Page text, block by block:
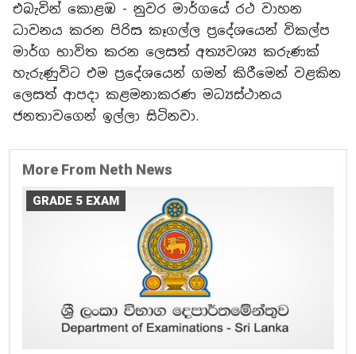
එබැවින් කොළඹ - නුවර මාර්ගයේ රථ වාහන
ධාවනය කරන පිරිස කෑගල්ල ප්‍රදේශයෙන් විකල්ප
මාර්ග භාවිත කරන ලෙසත් අත්‍යවශ්‍ය කරුණක්
හැරුණුවිට එම ප්‍රදේශයෙන් ගමන් කිරීමෙන් වළකින
ලෙසත් ආපදා කළමනාකරණ මධ්‍යස්ථානය
ජනතාවගෙන් ඉල්ලා සිටිනවා.
More From Neth News
GRADE 5 EXAM